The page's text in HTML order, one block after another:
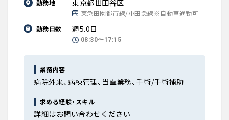
勤務地 東京都世田谷区
東急田園都市線/小田急線※自動車通勤可
勤務日数
週5.0日
08:30〜17:15
業務内容
病院外来、病棟管理、当直業務、手術/手術補助
求める経験・スキル
詳細はお問い合わせください